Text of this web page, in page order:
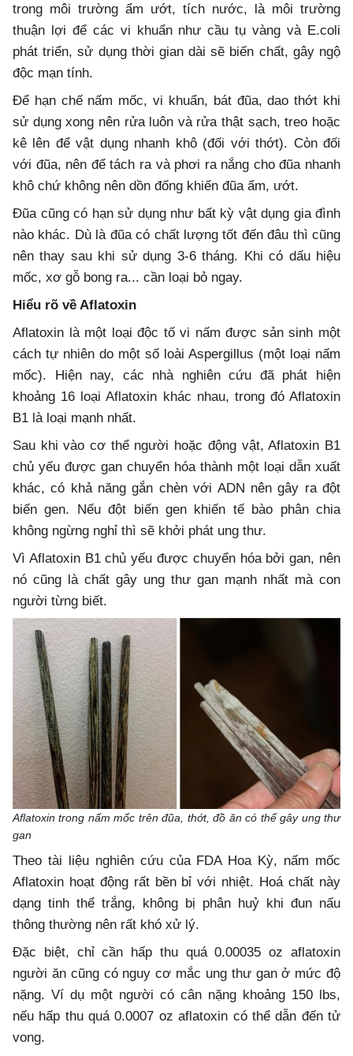
trong môi trường ẩm ướt, tích nước, là môi trường
thuận lợi để các vi khuẩn như cầu tụ vàng và E.coli
phát triển, sử dụng thời gian dài sẽ biến chất, gây ngộ
độc mạn tính.
Để hạn chế nấm mốc, vi khuẩn, bát đũa, dao thớt khi
sử dụng xong nên rửa luôn và rửa thật sạch, treo hoặc
kê lên để vật dụng nhanh khô (đối với thớt). Còn đối
với đũa, nên để tách ra và phơi ra nắng cho đũa nhanh
khô chứ không nên dồn đống khiến đũa ẩm, ướt.
Đũa cũng có hạn sử dụng như bất kỳ vật dụng gia đình
nào khác. Dù là đũa có chất lượng tốt đến đâu thì cũng
nên thay sau khi sử dụng 3-6 tháng. Khi có dấu hiệu
mốc, xơ gỗ bong ra... cần loại bỏ ngay.
Hiểu rõ về Aflatoxin
Aflatoxin là một loại độc tố vi nấm được sản sinh một
cách tự nhiên do một số loài Aspergillus (một loại nấm
mốc). Hiện nay, các nhà nghiên cứu đã phát hiện
khoảng 16 loại Aflatoxin khác nhau, trong đó Aflatoxin
B1 là loại mạnh nhất.
Sau khi vào cơ thể người hoặc động vật, Aflatoxin B1
chủ yếu được gan chuyển hóa thành một loại dẫn xuất
khác, có khả năng gắn chèn với ADN nên gây ra đột
biến gen. Nếu đột biến gen khiến tế bào phân chia
không ngừng nghỉ thì sẽ khởi phát ung thư.
Vì Aflatoxin B1 chủ yếu được chuyển hóa bởi gan, nên
nó cũng là chất gây ung thư gan mạnh nhất mà con
người từng biết.
Aflatoxin trong nấm mốc trên đũa, thớt, đồ ăn có thể gây ung thư
gan
Theo tài liệu nghiên cứu của FDA Hoa Kỳ, nấm mốc
Aflatoxin hoạt động rất bền bỉ với nhiệt. Hoá chất này
dạng tinh thể trắng, không bị phân huỷ khi đun nấu
thông thường nên rất khó xử lý.
Đặc biệt, chỉ cần hấp thu quá 0.00035 oz aflatoxin
người ăn cũng có nguy cơ mắc ung thư gan ở mức độ
nặng. Ví dụ một người có cân nặng khoảng 150 lbs,
nếu hấp thu quá 0.0007 oz aflatoxin có thể dẫn đến tử
vong.